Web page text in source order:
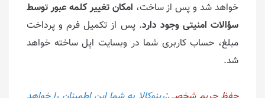
خواهد شد و پس از ساخت، امکان تغییر کلمه عبور توسط
سؤالات امنیتی وجود دارد. پس از تکمیل فرم و پرداخت
مبلغ، حساب کاربری شما در وبسایت اپل ساخته خواهد
شد.